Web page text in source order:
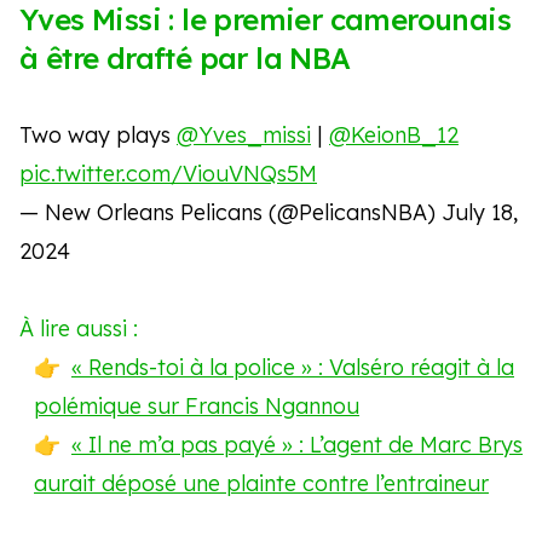
Yves Missi : le premier camerounais
à être drafté par la NBA
Two way plays @Yves_missi | @KeionB_12
pic.twitter.com/ViouVNQs5M
— New Orleans Pelicans (@PelicansNBA) July 18,
2024
À lire aussi :
« Rends-toi à la police » : Valséro réagit à la
polémique sur Francis Ngannou
« Il ne m’a pas payé » : L’agent de Marc Brys
aurait déposé une plainte contre l’entraineur